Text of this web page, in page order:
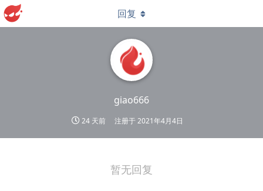
giao666
24 天前 注册于2021年4月4日
回复
暂无回复